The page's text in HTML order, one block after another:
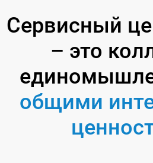
Сервисный
– это
общими